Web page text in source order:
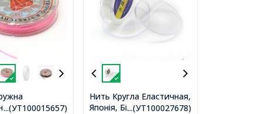
...(УТ100015657)
0.6мм/10м,
...(УТ100027678)
Нить Кругла Еластичная,
Японія, Білий, 0.6мм,